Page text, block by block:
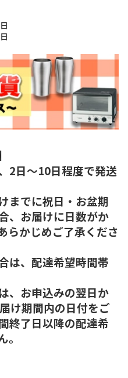
2日～10日程度で発送
までに祝日・お盆期
、お届けに日数がか
らかじめご了承くださ
は、配達希望時間帯
、お申込みの翌日か
け期間内の日付をご
終了日以降の配達希